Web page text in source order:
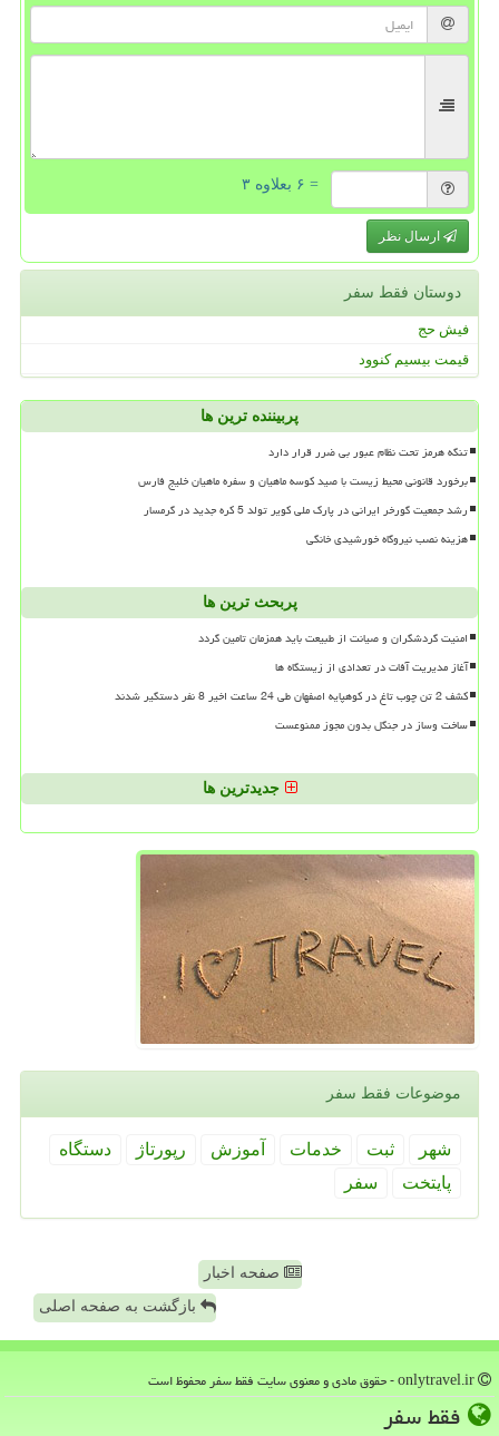
= ۶ بعلاوه ۳
ارسال نظر
دوستان فقط سفر
فیش حج
قیمت بیسیم کنوود
پربیننده ترین ها
تنگه هرمز تحت نظام عبور بی ضرر قرار دارد
برخورد قانونی محیط زیست با صید کوسه ماهیان و سفره ماهیان خلیج فارس
رشد جمعیت گورخر ایرانی در پارک ملی کویر تولد 5 کره جدید در گرمسار
هزینه نصب نیروگاه خورشیدی خانگی
پربحث ترین ها
امنیت گردشگران و صیانت از طبیعت باید همزمان تامین گردد
آغاز مدیریت آفات در تعدادی از زیستگاه ها
کشف 2 تن چوب تاغ در کوهپایه اصفهان طی 24 ساعت اخیر 8 نفر دستگیر شدند
ساخت وساز در جنگل بدون مجوز ممنوعست
جدیدترین ها
موضوعات فقط سفر
شهر ثبت خدمات آموزش رپورتاژ
دستگاه
پایتخت
سفر
صفحه اخبار
بازگشت به صفحه اصلی
فقط سفر